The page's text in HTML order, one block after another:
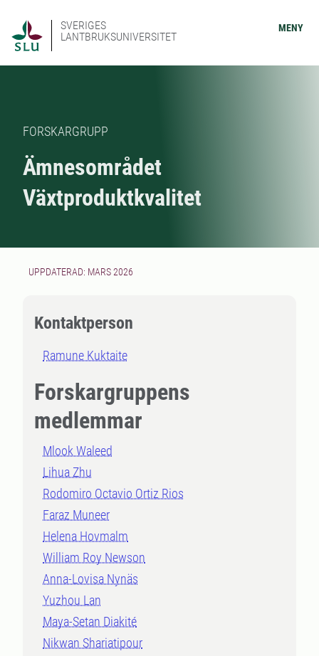
SVERIGES
LANTBRUKSUNIVERSITET
MENY
FORSKARGRUPP
Ämnesområdet
Växtproduktkvalitet
UPPDATERAD: MARS 2026
Kontaktperson
Ramune Kuktaite
Forskargruppens
medlemmar
Mlook Waleed
Lihua Zhu
Rodomiro Octavio Ortiz Rios
Faraz Muneer
Helena Hovmalm
William Roy Newson
Anna-Lovisa Nynäs
Yuzhou Lan
Maya-Setan Diakité
Nikwan Shariatipour